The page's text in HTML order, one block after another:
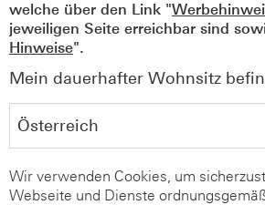
welche über den Link "
jeweiligen Seite erreichbar sind
Hinweise".
Mein dauerhafter Wohnsitz
Wir verwenden Cookies, um
Webseite und Dienste